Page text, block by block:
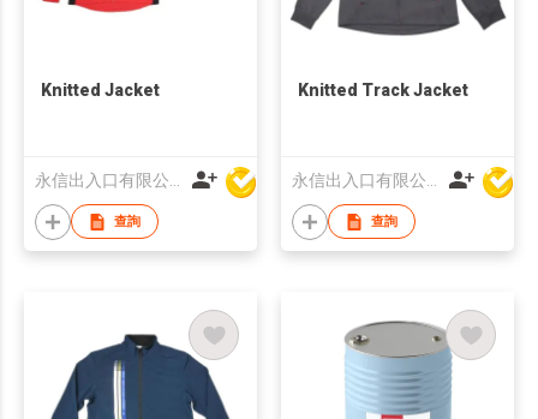
Knitted Jacket
永信出入口有限公司
查詢
Knitted Track Jacket
永信出入口有限公司
查詢